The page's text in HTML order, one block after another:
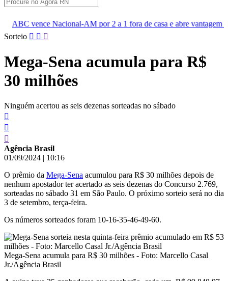
AM por 2 a 1 fora de casa e abre vantagem nas quartas
Pular
conteúdo
Sorteio
Mega-Sena acumula para R$
30 milhões
Ninguém acertou as seis dezenas sorteadas no sábado
Agência Brasil
01/09/2024 | 10:16
O prêmio da Mega-Sena acumulou para R$ 30 milhões depois de
nenhum apostador ter acertado as seis dezenas do Concurso 2.769,
sorteadas no sábado 31 em São Paulo. O próximo sorteio será no dia
3 de setembro, terça-feira.
Os números sorteados foram 10-16-35-46-49-60.
Mega-Sena acumula para R$ 30 milhões - Foto: Marcello Casal
Jr./Agência Brasil